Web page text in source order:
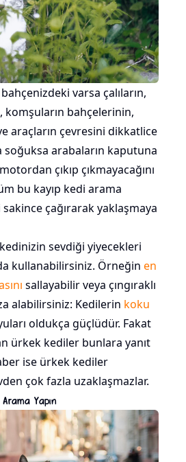
bahçenizdeki varsa çalıların,
komşuların bahçelerinin,
araçların çevresini dikkatlice
arabaların kaputuna
çıkıp çıkmayacağını
bu kayıp kedi arama
çağırarak yaklaşmaya
sevdiği yiyecekleri
kullanabilirsiniz. Örneğin en
sallayabilir veya çıngıraklı
alabilirsiniz: Kedilerin koku
oldukça güçlüdür. Fakat
ürkek kediler bunlara yanıt
ise ürkek kediler
çok fazla uzaklaşmazlar.
Yapın